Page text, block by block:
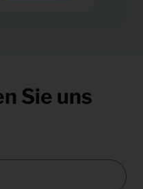
Sie uns